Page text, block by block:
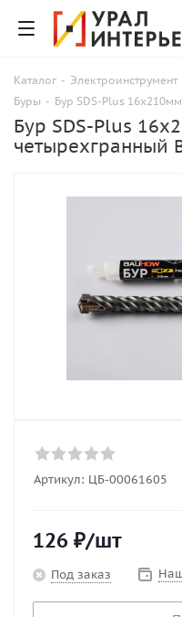
Каталог - Электроинструмент
Буры - Бур SDS-Plus
Бур SDS-Plus
четырехгранный
Артикул: ЦБ-00061605
126 ₽/шт
Под заказ